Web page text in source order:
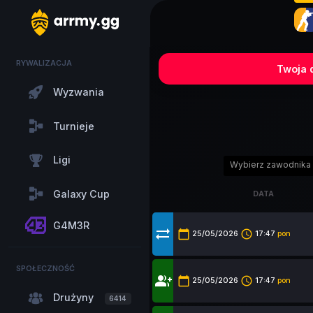
RYWALIZACJA
Wyzwania
Turnieje
Ligi
Galaxy Cup
G4M3R
SPOŁECZNOŚĆ
Drużyny 6414
Twoja
Wybierz zawodnika
DATA
DATA
sync_alt calendar_today 25/05/2026 access_time 17:47 pon
group_add calendar_today 25/05/2026 access_time 17:47 pon